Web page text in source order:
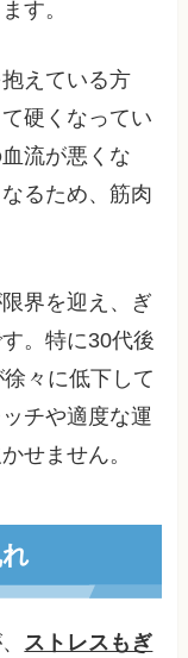
す。
えている方
硬くなってい
流が悪くな
るため、筋肉
界を迎え、ぎ
。特に30代後
々に低下して
チや適度な運
せません。
ストレスもぎ